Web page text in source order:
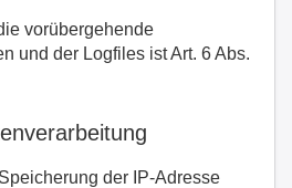
vorübergehende
und der Logfiles ist Art. 6 Abs.
der IP-Adresse